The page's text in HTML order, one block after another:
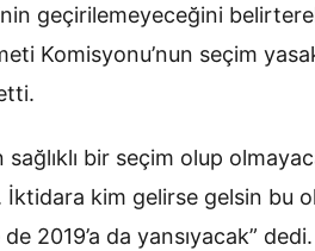
geçirilemeyeceğini
Komisyonu’nun seçim
bir seçim olup
kim gelirse gelsin bu
2019’a da yansıyacak” dedi.